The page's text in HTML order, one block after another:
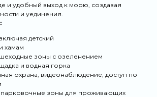
и удобный выход к морю, создавая
и уединения.
детский
хамам
зоны с озеленением
и водная горка
охрана, видеонаблюдение, доступ по
парковочные зоны для проживающих